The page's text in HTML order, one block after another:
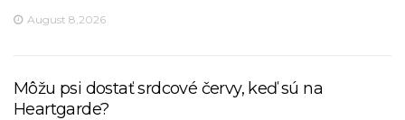
August 8,2026
Môžu psi dostať srdcové červy, keď sú na
Heartgarde?